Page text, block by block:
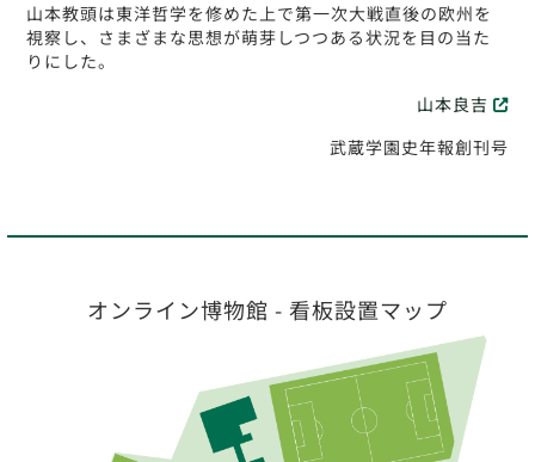
山本教頭は東洋哲学を修めた上で第一次大戦直後の欧州を
視察し、さまざまな思想が萌芽しつつある状況を目の当た
りにした。
山本良吉
武蔵学園史年報創刊号
オンライン博物館 - 看板設置マップ